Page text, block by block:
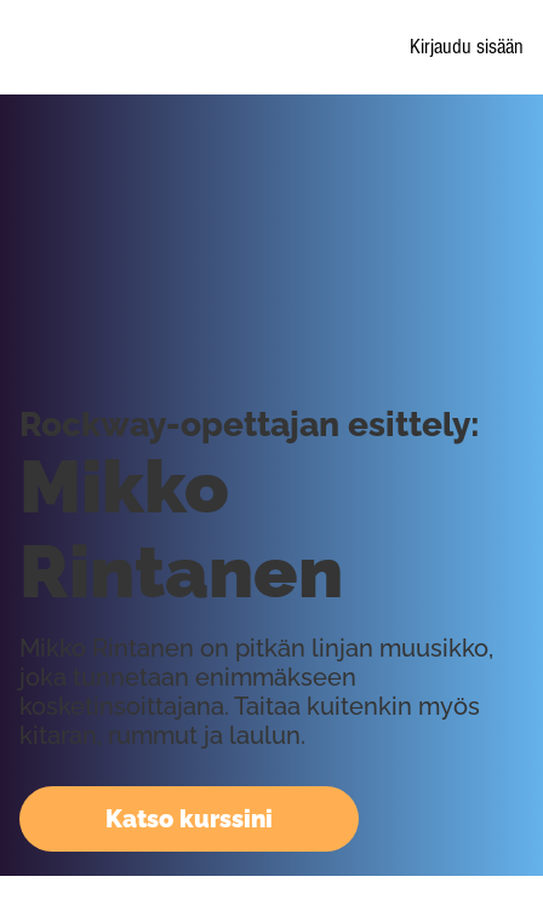
Kirjaudu sisään
Mikko
Rintanen
Mikko Rintanen on pitkän linjan muusikko,
joka tunnetaan enimmäkseen
kosketinsoittajana. Taitaa kuitenkin myös
kitaran, rummut ja laulun.
Rockway-opettajan esittely:
Katso kurssini